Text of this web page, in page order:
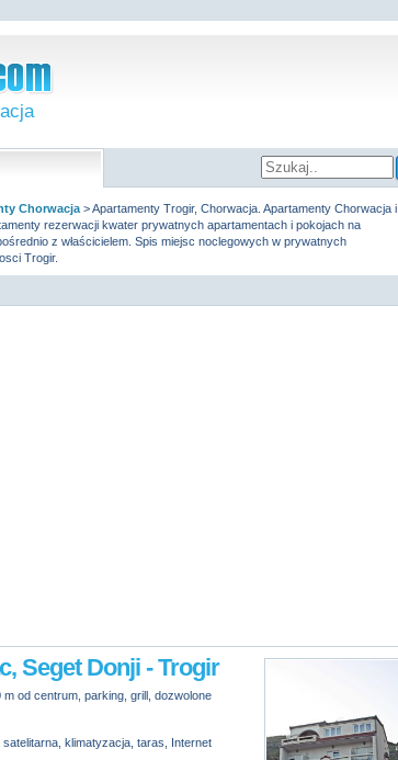
Chorwacja >Apartamenty Trogir, Chorwacja. Apartamenty Chorwacja i
rezerwacji kwater prywatnych apartamentach i pokojach na
z właścicielem. Spis miejsc noclegowych w prywatnych
Trogir.
Seget Donji - Trogir
od centrum, parking, grill, dozwolone
klimatyzacja, taras, Internet